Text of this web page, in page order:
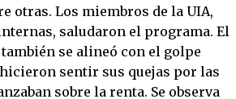
otras. Los miembros de la UIA,
saludaron el programa. El
también se alineó con el golpe
sentir sus quejas por las
sobre la renta. Se observa